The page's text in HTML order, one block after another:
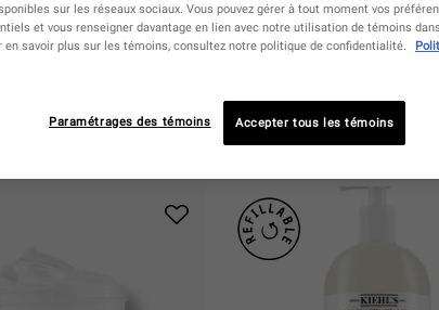
Vous Pouvez Aussi Aimer
sur les réseaux sociaux. Vous pouvez gérer à tout moment vos
et vous renseigner davantage en lien avec notre utilisation de témoins
en savoir plus sur les témoins, consultez notre politique de confidentialité.
Accepter tous les témoins
Paramétrages des témoins